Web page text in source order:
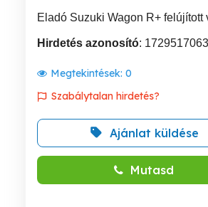
Eladó Suzuki Wagon R+
Hirdetés azonosító: 1729517063
Megtekintések: 0
Szabálytalan hirdetés?
Ajánlat küldése
Mutasd